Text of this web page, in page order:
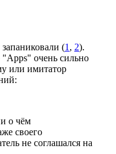
(1 , 2).
очень сильно
или имитатор
о чём
своего
не соглашался на